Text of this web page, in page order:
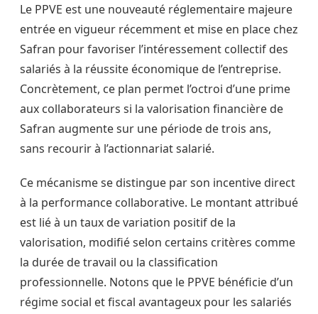
Le PPVE est une nouveauté réglementaire majeure
entrée en vigueur récemment et mise en place chez
Safran pour favoriser l’intéressement collectif des
salariés à la réussite économique de l’entreprise.
Concrètement, ce plan permet l’octroi d’une prime
aux collaborateurs si la valorisation financière de
Safran augmente sur une période de trois ans,
sans recourir à l’actionnariat salarié.
Ce mécanisme se distingue par son incentive direct
à la performance collaborative. Le montant attribué
est lié à un taux de variation positif de la
valorisation, modifié selon certains critères comme
la durée de travail ou la classification
professionnelle. Notons que le PPVE bénéficie d’un
régime social et fiscal avantageux pour les salariés